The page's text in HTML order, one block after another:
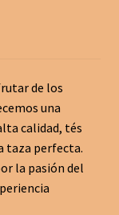
de los
una
calidad, tés
taza perfecta.
la pasión del